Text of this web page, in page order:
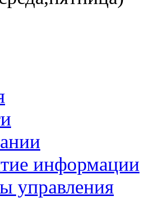
информации
управления